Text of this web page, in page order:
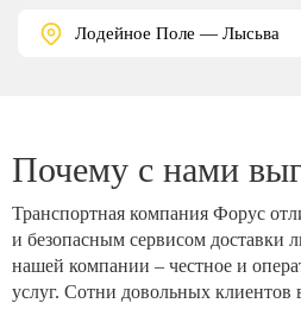
Лодейное Поле — Лысьва
Почему с нами
Транспортная компания Форус
и безопасным сервисом доставки
нашей компании – честное и
услуг. Сотни довольных клиентов